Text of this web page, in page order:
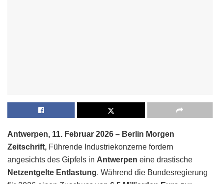
Antwerpen, 11. Februar 2026 – Berlin Morgen
Zeitschrift, Führende Industriekonzerne fordern
angesichts des Gipfels in Antwerpen eine drastische
Netzentgelte Entlastung. Während die Bundesregierung